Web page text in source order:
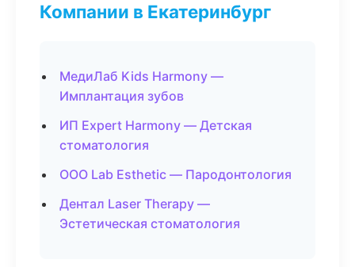
Компании в Екатеринбург
МедиЛаб Kids Harmony —
Имплантация зубов
ИП Expert Harmony — Детская
стоматология
ООО Lab Esthetic — Пародонтология
Дентал Laser Therapy —
Эстетическая стоматология